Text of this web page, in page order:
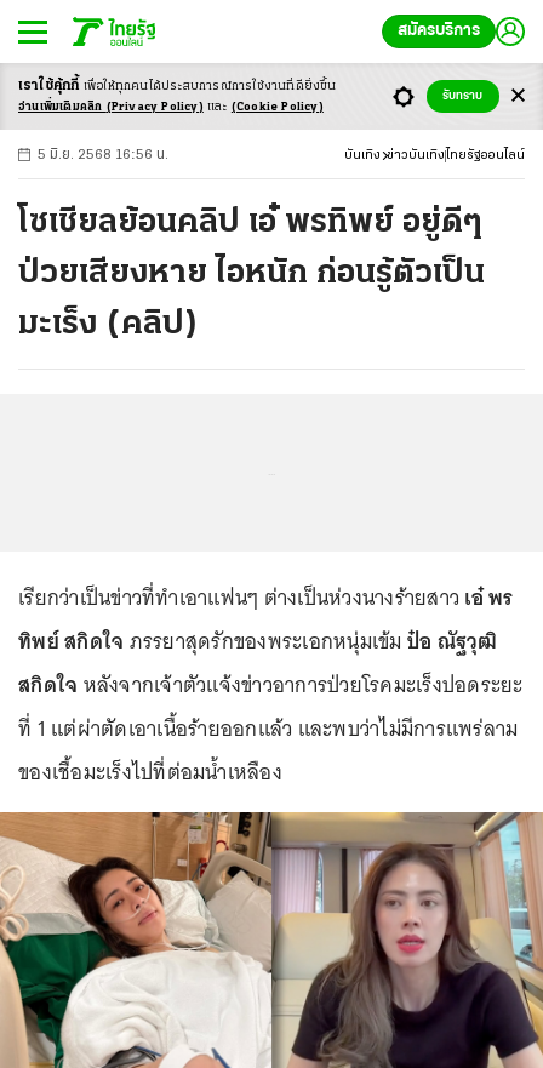
สมัครบริการ
-ก ก ก+
5 มิ.ย. 2568 16:56 น. บันเทิง ข่าวบันเทิง ไทยรัฐออนไลน์
โซเชียลย้อนคลิป เอ๋ พรทิพย์ อยู่ดีๆ
ป่วยเสียงหาย ไอหนัก ก่อนรู้ตัวเป็น
มะเร็ง (คลิป)
เรียกว่าเป็นข่าวที่ทำเอาแฟนๆ ต่างเป็นห่วงนางร้ายสาว เอ๋ พร
ทิพย์ สกิดใจ ภรรยาสุดรักของพระเอกหนุ่มเข้ม ป๋อ ณัฐวุฒิ
สกิดใจ หลังจากเจ้าตัวแจ้งข่าวอาการป่วยโรคมะเร็งปอดระยะ
ที่ 1 แต่ผ่าตัดเอาเนื้อร้ายออกแล้ว และพบว่าไม่มีการแพร่ลาม
ของเชื้อมะเร็งไปที่ต่อมน้ำเหลือง
เราใช้คุ้กกี้ เพื่อให้ทุกคนได้ประสบการณ์การใช้งานที่ดียิ่งขึ้น
อ่านเพิ่มเติมคลิก (Privacy Policy) และ (Cookie Policy)
รับทราบ